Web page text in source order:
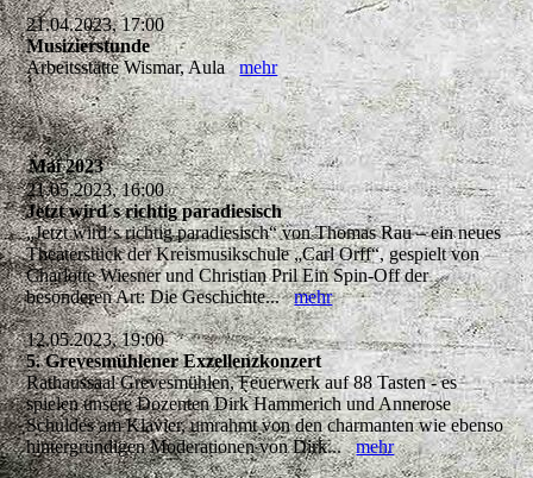
21.04.2023, 17:00
Musizierstunde
Arbeitsstätte Wismar, Aulamehr
Mai 2023
21.05.2023, 16:00
Jetzt wird´s richtig paradiesisch
„Jetzt wird‘s richtig paradiesisch“ von Thomas Rau – ein neues
Theaterstück der Kreismusikschule „Carl Orff“, gespielt von
Charlotte Wiesner und Christian Pril Ein Spin-Off der
besonderen Art: Die Geschichte...mehr
12.05.2023, 19:00
5. Grevesmühlener Exzellenzkonzert
Rathaussaal Grevesmühlen, Feuerwerk auf 88 Tasten - es
spielen unsere Dozenten Dirk Hammerich und Annerose
Schuldes am Klavier, umrahmt von den charmanten wie ebenso
hintergründigen Moderationen von Dirk...mehr